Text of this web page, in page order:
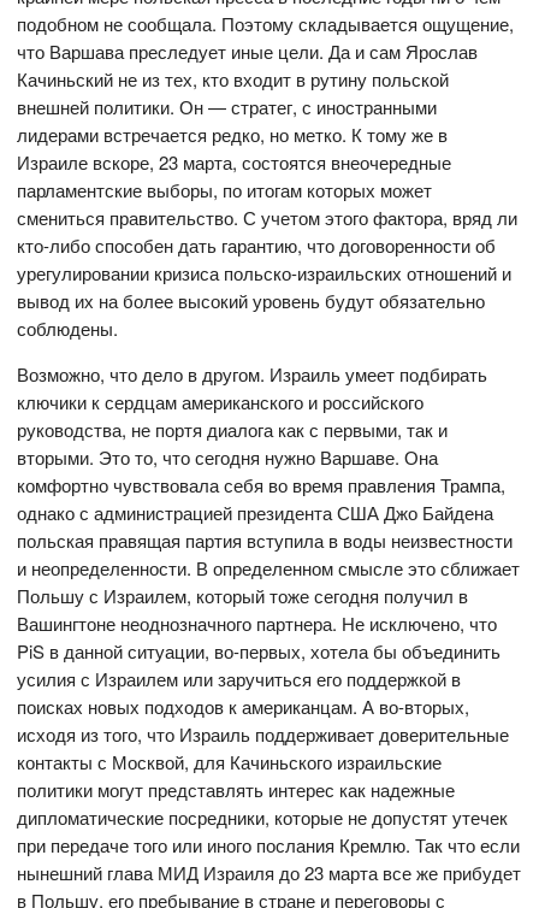
подобном не сообщала. Поэтому складывается ощущение,
что Варшава преследует иные цели. Да и сам Ярослав
Качиньский не из тех, кто входит в рутину польской
внешней политики. Он — стратег, с иностранными
лидерами встречается редко, но метко. К тому же в
Израиле вскоре, 23 марта, состоятся внеочередные
парламентские выборы, по итогам которых может
смениться правительство. С учетом этого фактора, вряд ли
кто-либо способен дать гарантию, что договоренности об
урегулировании кризиса польско-израильских отношений и
вывод их на более высокий уровень будут обязательно
соблюдены.
Возможно, что дело в другом. Израиль умеет подбирать
ключики к сердцам американского и российского
руководства, не портя диалога как с первыми, так и
вторыми. Это то, что сегодня нужно Варшаве. Она
комфортно чувствовала себя во время правления Трампа,
однако с администрацией президента США Джо Байдена
польская правящая партия вступила в воды неизвестности
и неопределенности. В определенном смысле это сближает
Польшу с Израилем, который тоже сегодня получил в
Вашингтоне неоднозначного партнера. Не исключено, что
PiS в данной ситуации, во-первых, хотела бы объединить
усилия с Израилем или заручиться его поддержкой в
поисках новых подходов к американцам. А во-вторых,
исходя из того, что Израиль поддерживает доверительные
контакты с Москвой, для Качиньского израильские
политики могут представлять интерес как надежные
дипломатические посредники, которые не допустят утечек
при передаче того или иного послания Кремлю. Так что если
нынешний глава МИД Израиля до 23 марта все же прибудет
в Польшу, его пребывание в стране и переговоры с